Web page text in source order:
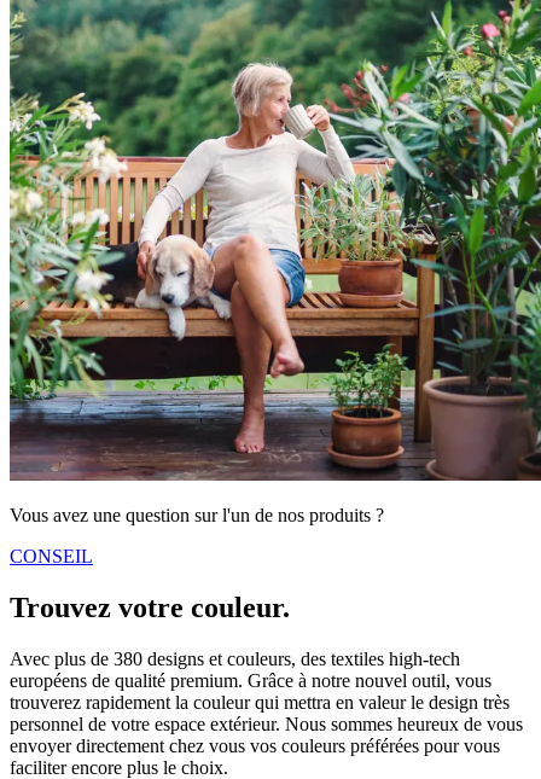
Vous avez une question sur l'un de nos produits ?
CONSEIL
Trouvez votre couleur.
Avec plus de 380 designs et couleurs, des textiles high-tech
européens de qualité premium. Grâce à notre nouvel outil, vous
trouverez rapidement la couleur qui mettra en valeur le design très
personnel de votre espace extérieur. Nous sommes heureux de vous
envoyer directement chez vous vos couleurs préférées pour vous
faciliter encore plus le choix.